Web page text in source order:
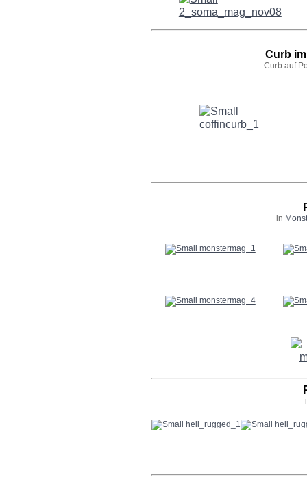
Curb
Curb auf
in